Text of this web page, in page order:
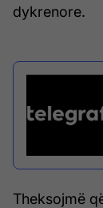
dykrenore.
Theksojmë